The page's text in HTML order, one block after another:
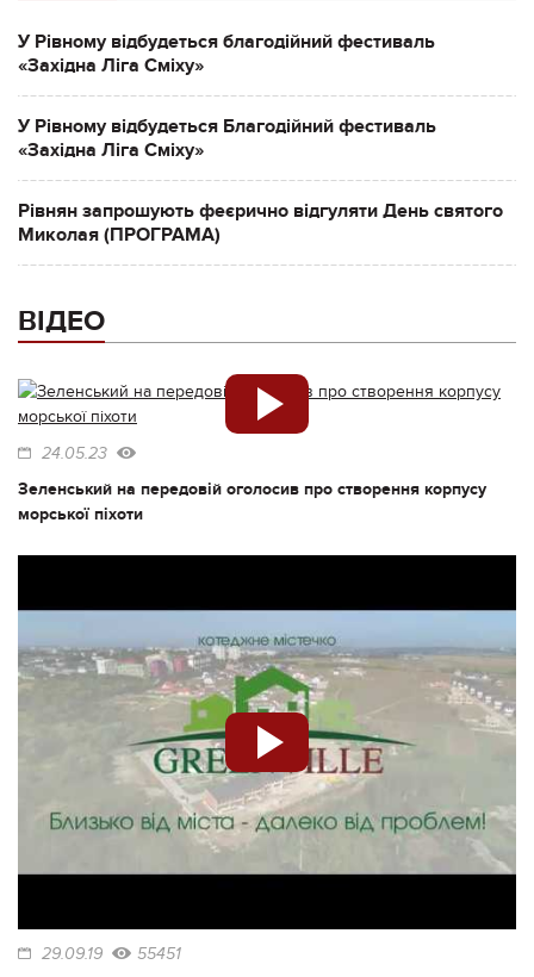
У Рівному відбудеться благодійний фестиваль
«Західна Ліга Сміху»
У Рівному відбудеться Благодійний фестиваль
«Західна Ліга Сміху»
Рівнян запрошують феєрично відгуляти День святого
Миколая (ПРОГРАМА)
ВІДЕО
24.05.23
Зеленський на передовій оголосив про створення корпусу
морської піхоти
29.09.19 55451